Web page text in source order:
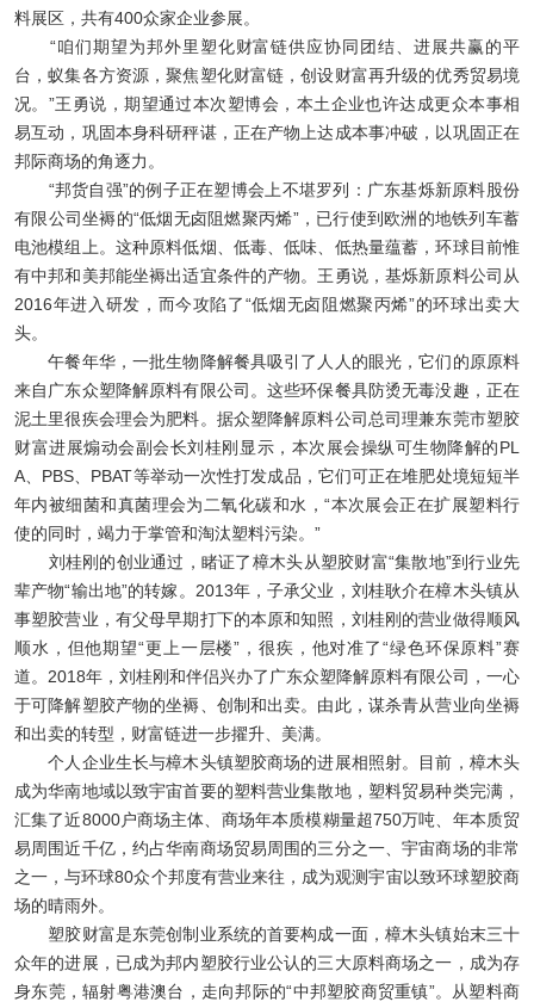
料展区，共有400众家企业参展。
“咱们期望为邦外里塑化财富链供应协同团结、进展共赢的平
台，蚁集各方资源，聚焦塑化财富链，创设财富再升级的优秀贸易境
况。”王勇说，期望通过本次塑博会，本土企业也许达成更众本事相
易互动，巩固本身科研秤谌，正在产物上达成本事冲破，以巩固正在
邦际商场的角逐力。
“邦货自强”的例子正在塑博会上不堪罗列：广东基烁新原料股份
有限公司坐褥的“低烟无卤阻燃聚丙烯”，已行使到欧洲的地铁列车蓄
电池模组上。这种原料低烟、低毒、低味、低热量蕴蓄，环球目前惟
有中邦和美邦能坐褥出适宜条件的产物。王勇说，基烁新原料公司从
2016年进入研发，而今攻陷了“低烟无卤阻燃聚丙烯”的环球出卖大
头。
午餐年华，一批生物降解餐具吸引了人人的眼光，它们的原原料
来自广东众塑降解原料有限公司。这些环保餐具防烫无毒没趣，正在
泥土里很疾会理会为肥料。据众塑降解原料公司总司理兼东莞市塑胶
财富进展煽动会副会长刘桂刚显示，本次展会操纵可生物降解的PL
A、PBS、PBAT等举动一次性打发成品，它们可正在堆肥处境短短半
年内被细菌和真菌理会为二氧化碳和水，“本次展会正在扩展塑料行
使的同时，竭力于掌管和淘汰塑料污染。”
刘桂刚的创业通过，睹证了樟木头从塑胶财富“集散地”到行业先
辈产物“输出地”的转嫁。2013年，子承父业，刘桂耿介在樟木头镇从
事塑胶营业，有父母早期打下的本原和知照，刘桂刚的营业做得顺风
顺水，但他期望“更上一层楼”，很疾，他对准了“绿色环保原料”赛
道。2018年，刘桂刚和伴侣兴办了广东众塑降解原料有限公司，一心
于可降解塑胶产物的坐褥、创制和出卖。由此，谋杀青从营业向坐褥
和出卖的转型，财富链进一步擢升、美满。
个人企业生长与樟木头镇塑胶商场的进展相照射。目前，樟木头
成为华南地域以致宇宙首要的塑料营业集散地，塑料贸易种类完满，
汇集了近8000户商场主体、商场年本质模糊量超750万吨、年本质贸
易周围近千亿，约占华南商场贸易周围的三分之一、宇宙商场的非常
之一，与环球80众个邦度有营业来往，成为观测宇宙以致环球塑胶商
场的晴雨外。
塑胶财富是东莞创制业系统的首要构成一面，樟木头镇始末三十
众年的进展，已成为邦内塑胶行业公认的三大原料商场之一，成为存
身东莞，辐射粤港澳台，走向邦际的“中邦塑胶商贸重镇”。从塑料商